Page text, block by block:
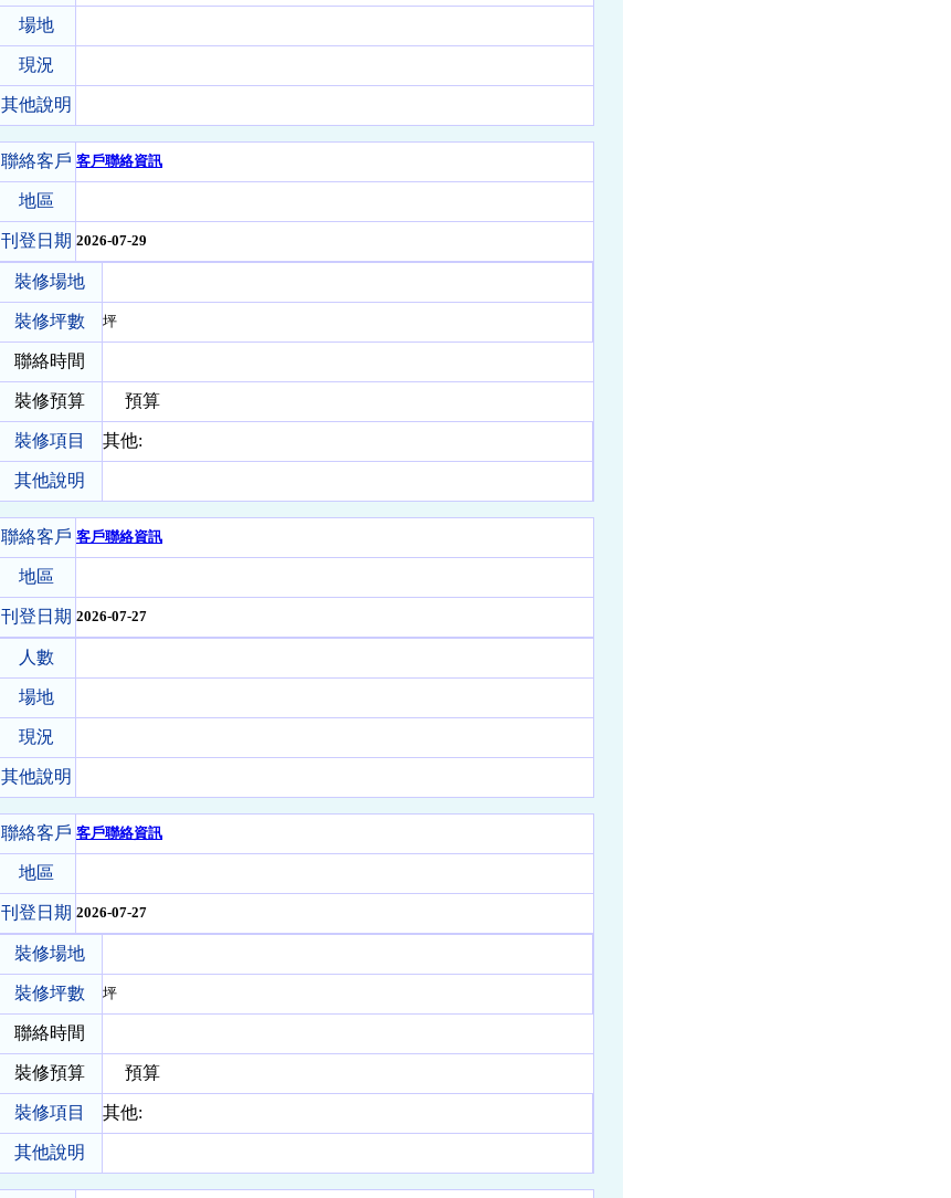
場地
現況
其他說明
聯絡客戶 客戶聯絡資訊
地區
刊登日期 2026-07-29
裝修場地
裝修坪數 坪
聯絡時間
裝修預算 預算
裝修項目 其他:
其他說明
聯絡客戶 客戶聯絡資訊
地區
刊登日期 2026-07-27
人數
場地
現況
其他說明
聯絡客戶 客戶聯絡資訊
地區
刊登日期 2026-07-27
裝修場地
裝修坪數 坪
聯絡時間
裝修預算 預算
裝修項目 其他:
其他說明